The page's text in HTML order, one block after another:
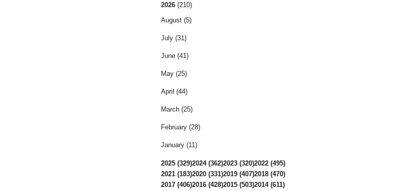
2026 (210)
August (5)
July (31)
June (41)
May (25)
April (44)
March (25)
February (28)
January (11)
2025 (329)2024 (362)2023 (320)2022 (495)
2021 (183)2020 (331)2019 (407)2018 (470)
2017 (406)2016 (428)2015 (503)2014 (611)